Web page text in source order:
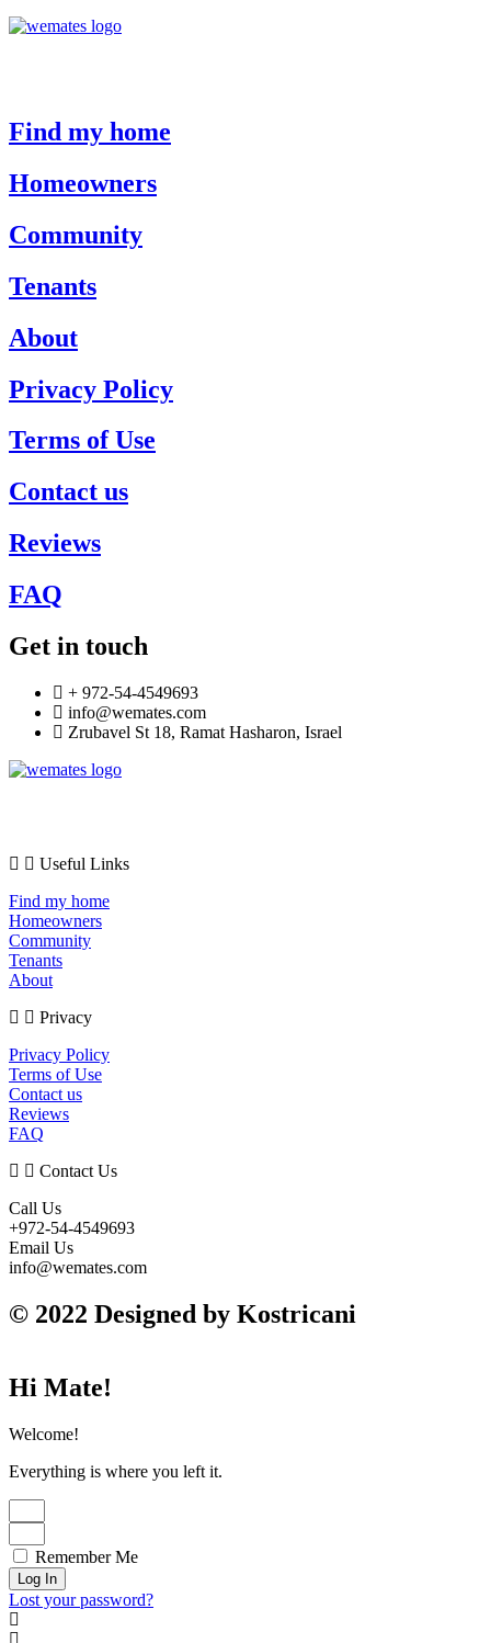
Find my home
Homeowners
Community
Tenants
About
Privacy Policy
Terms of Use
Contact us
Reviews
FAQ
Get in touch
+ 972-54-4549693
info@wemates.com
Zrubavel St 18, Ramat Hasharon, Israel
Useful Links
Find my home
Homeowners
Community
Tenants
About
Privacy
Privacy Policy
Terms of Use
Contact us
Reviews
FAQ
Contact Us
Call Us
+972-54-4549693
Email Us
info@wemates.com
© 2022 Designed by Kostricani
Hi Mate!
Welcome!
Everything is where you left it.
Remember Me
Log In
Lost your password?